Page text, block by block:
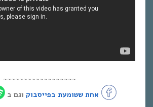
~~~~~~~~~~~~~~~~~~
אחת ששומעת בפייסבוק וגם ב